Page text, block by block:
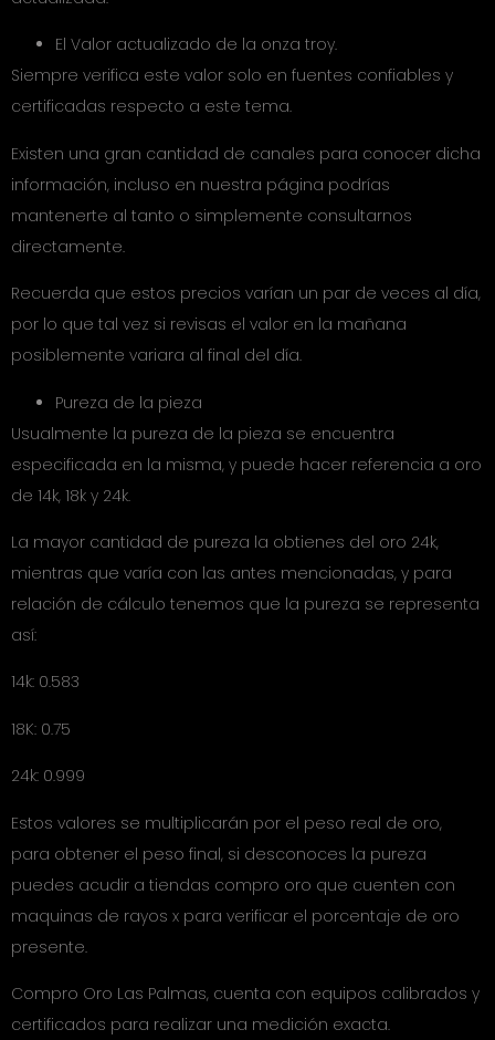
El Valor actualizado de la onza troy.
Siempre verifica este valor solo en fuentes confiables y
certificadas respecto a este tema.
Existen una gran cantidad de canales para conocer dicha
información, incluso en nuestra página podrías
mantenerte al tanto o simplemente consultarnos
directamente.
Recuerda que estos precios varían un par de veces al día,
por lo que tal vez si revisas el valor en la mañana
posiblemente variara al final del día.
Pureza de la pieza
Usualmente la pureza de la pieza se encuentra
especificada en la misma, y puede hacer referencia a oro
de 14k, 18k y 24k.
La mayor cantidad de pureza la obtienes del oro 24k,
mientras que varía con las antes mencionadas, y para
relación de cálculo tenemos que la pureza se representa
así:
14k: 0.583
18K: 0.75
24k: 0.999
Estos valores se multiplicarán por el peso real de oro,
para obtener el peso final, si desconoces la pureza
puedes acudir a tiendas compro oro que cuenten con
maquinas de rayos x para verificar el porcentaje de oro
presente.
Compro Oro Las Palmas, cuenta con equipos calibrados y
certificados para realizar una medición exacta.